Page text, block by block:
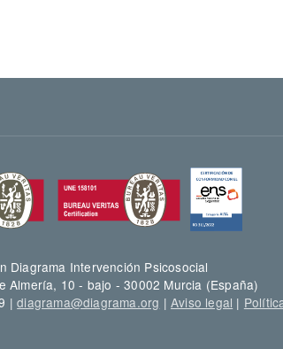
Diagrama Intervención Psicosocial
Almería, 10 - bajo - 30002 Murcia (España)
|diagrama@diagrama.org | Aviso legal |